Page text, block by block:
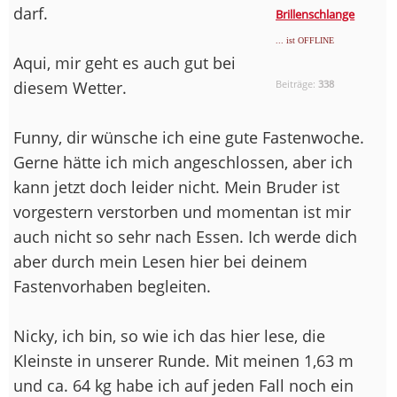
Brillenschlange
... ist OFFLINE
Beiträge:338
darf.
Aqui, mir geht es auch gut bei
diesem Wetter.
Funny, dir wünsche ich eine gute Fastenwoche.
Gerne hätte ich mich angeschlossen, aber ich
kann jetzt doch leider nicht. Mein Bruder ist
vorgestern verstorben und momentan ist mir
auch nicht so sehr nach Essen. Ich werde dich
aber durch mein Lesen hier bei deinem
Fastenvorhaben begleiten.
Nicky, ich bin, so wie ich das hier lese, die
Kleinste in unserer Runde. Mit meinen 1,63 m
und ca. 64 kg habe ich auf jeden Fall noch ein